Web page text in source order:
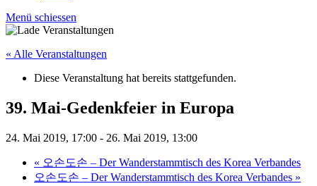
Menü schiessen
« Alle Veranstaltungen
Diese Veranstaltung hat bereits stattgefunden.
39. Mai-Gedenkfeier in Europa
24. Mai 2019, 17:00 - 26. Mai 2019, 13:00
« 오손도손 – Der Wanderstammtisch des Korea Verbandes
오손도손 – Der Wanderstammtisch des Korea Verbandes »